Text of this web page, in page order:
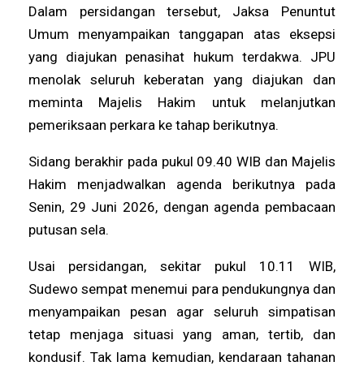
Dalam persidangan tersebut, Jaksa Penuntut
Umum menyampaikan tanggapan atas eksepsi
yang diajukan penasihat hukum terdakwa. JPU
menolak seluruh keberatan yang diajukan dan
meminta Majelis Hakim untuk melanjutkan
pemeriksaan perkara ke tahap berikutnya.
Sidang berakhir pada pukul 09.40 WIB dan Majelis
Hakim menjadwalkan agenda berikutnya pada
Senin, 29 Juni 2026, dengan agenda pembacaan
putusan sela.
Usai persidangan, sekitar pukul 10.11 WIB,
Sudewo sempat menemui para pendukungnya dan
menyampaikan pesan agar seluruh simpatisan
tetap menjaga situasi yang aman, tertib, dan
kondusif. Tak lama kemudian, kendaraan tahanan